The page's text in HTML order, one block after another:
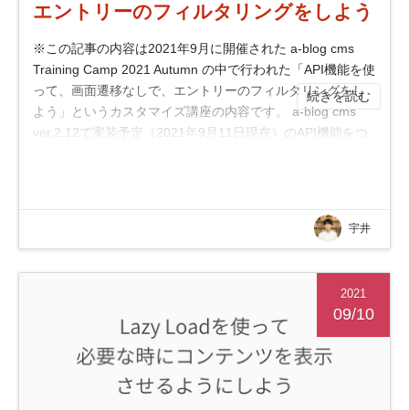
エントリーのフィルタリングをしよう
※この記事の内容は2021年9月に開催された a-blog cms
Training Camp 2021 Autumn の中で行われた「API機能を使
って、画面遷移なしで、エントリーのフィルタリングをし
よう」というカスタマイズ講座の内容です。 a-blog cms
ver.2.12で実装予定（2021年9月11日現在）のAPI機能をつ
続きを読む
宇井
2021
09/10